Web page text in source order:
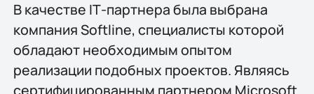
В качестве IТ-партнера была выбрана
компания Softline, специалисты которой
обладают необходимым опытом
реализации подобных проектов. Являясь